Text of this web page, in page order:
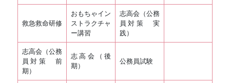
救急救命研修
おもちゃイン
ストラクチャ
ー講習
志高会（公務
員対策 実
践）
志高会（公務
員対策 前
期）
志高会（後
期）
公務員試験